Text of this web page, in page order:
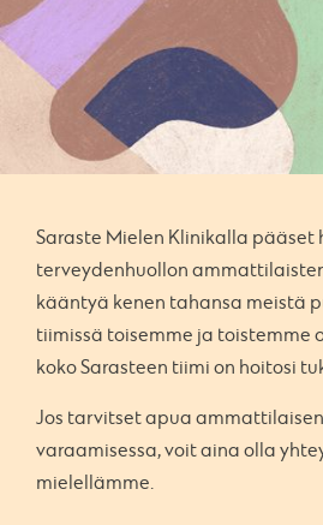
Saraste Mielen Klinikalla pääset
terveydenhuollon
kääntyä kenen tahansa meistä
tiimissä toisemme ja toistemme
koko Sarasteen tiimi on hoitosi
Jos tarvitset apua
varaamisessa, voit aina olla
mielellämme.